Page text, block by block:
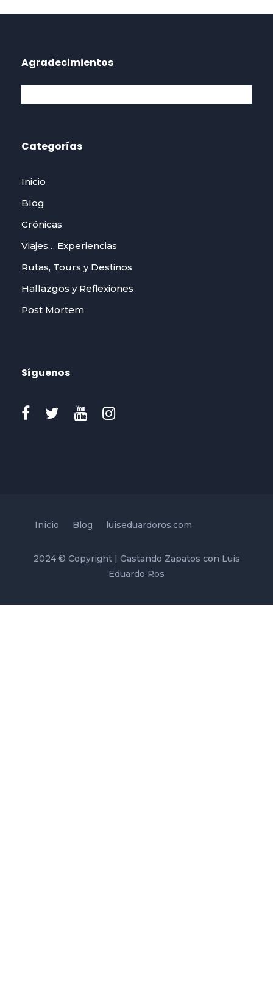
Agradecimientos
Categorías
Inicio
Blog
Crónicas
Viajes… Experiencias
Rutas, Tours y Destinos
Hallazgos y Reflexiones
Post Mortem
Síguenos
Inicio Blog luiseduardoros.com
2024 © Copyright | Gastando Zapatos con Luis
Eduardo Ros